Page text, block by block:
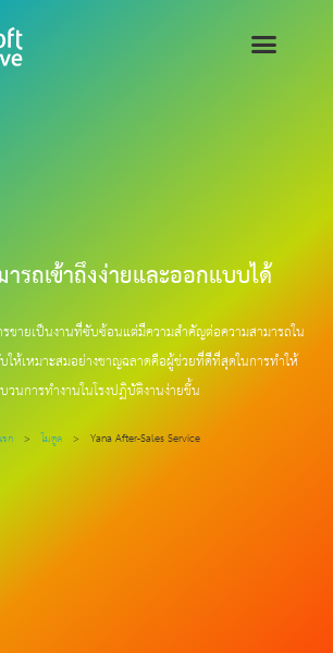
รถเข้าถึงง่ายและออกแบบได้
ขายเป็นงานที่ซับซ้อนแต่มีความสำคัญต่อความสามารถใน
ให้เหมาะสมอย่างชาญฉลาดคือผู้ช่วยที่ดีที่สุดในการทำให้
วนการทำงานในโรงปฏิบัติงานง่ายขึ้น
ก > โมดูล > Yana After-Sales Service